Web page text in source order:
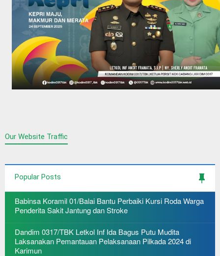
Our Website Traffic
Popular Posts
Babinsa Koramil 01/Balai Bantu Perbaiki Kursi Roda Warga
Penderita Sakit Jantung dan Stroke
Dandim 0317/TBK Letkol Inf Ida Bagus Putu Mudita
Laksanakan Pemantauan Pelaksanaan Pilkada 2024 di
Karimun